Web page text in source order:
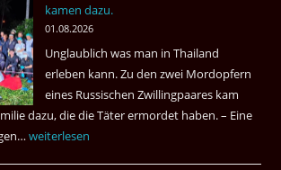
ist
der
Mörder
wieder
frei
?
kamen dazu.
01.08.2026
Unglaublich was man in Thailand
erleben kann. Zu den zwei Mordopfern
eines Russischen Zwillingpaares kam
dazu, die die Täter ermordet haben. – Eine
Zwillingsmord
weiterlesen